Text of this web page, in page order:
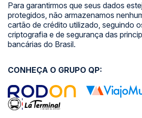
Para garantirmos que seus dados
protegidos, não armazenamos
cartão de crédito utilizado, seguindo
criptografia e de segurança das
bancárias do Brasil.
CONHEÇA O GRUPO QP: